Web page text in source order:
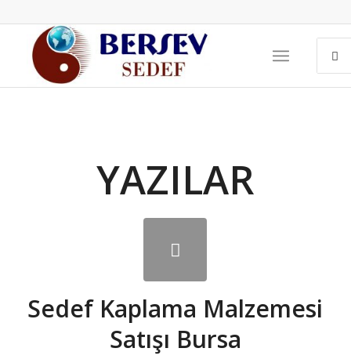
YAZILAR
Sedef Kaplama Malzemesi
Satışı Bursa